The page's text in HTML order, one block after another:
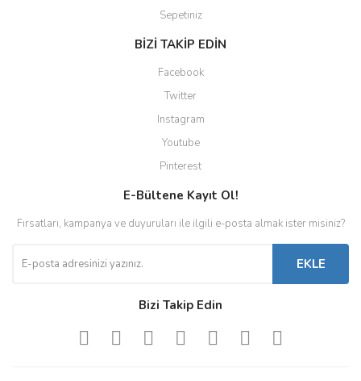
Sepetiniz
BİZİ TAKİP EDİN
Facebook
Twitter
Instagram
Youtube
Pinterest
E-Bültene Kayıt Ol!
Fırsatları, kampanya ve duyuruları ile ilgili e-posta almak ister misiniz?
EKLE
Bizi Takip Edin